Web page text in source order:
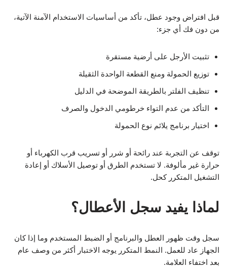
قبل افتراض وجود عطل، تأكد من أساسيات الاستخدام الآمنة الآتية،
من دون فك أي جزء:
تثبيت الأرجل على أرضية مستقرة
توزيع الحمولة ومنع القطعة الواحدة الثقيلة
تنظيف الفلتر بالطريقة الموضحة في الدليل
التأكد من عدم التواء خرطومي الدخول والصرف
اختيار برنامج يلائم نوع الحمولة
توقف عن التجربة عند رائحة أو شرر أو تسريب قرب الكهرباء أو
حرارة غير مألوفة. لا تستخدم الطرق أو توصيل الأسلاك أو إعادة
التشغيل المتكرر كحل.
لماذا يفيد سجل الأعطال؟
سجل وقت ظهور العطل والبرنامج أو الضبط المستخدم وما إذا كان
الجهاز عاد للعمل. النمط المتكرر يوجه الاختبار أكثر من وصف عام
بعد اختفاء العلامة.